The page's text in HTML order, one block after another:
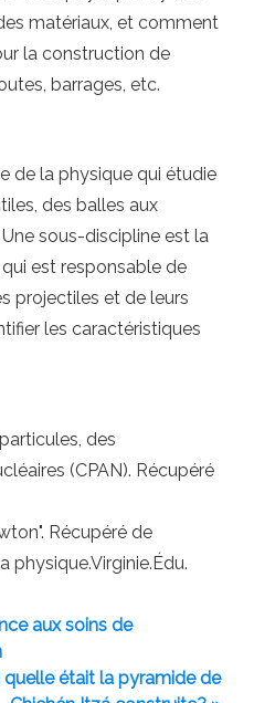
matériaux, et comment
la construction de
barrages, etc.
de la physique qui étudie
des balles aux
sous-discipline est la
est responsable de
projectiles et de leurs
les caractéristiques
des
(CPAN). Récupéré
Récupéré de
physique.Virginie.Édu.
aux soins de
était la pyramide de